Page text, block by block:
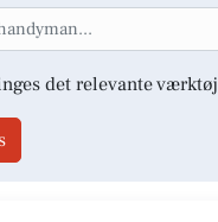
det relevante værktøj